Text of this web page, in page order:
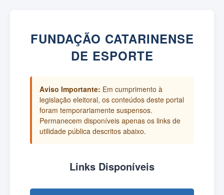
FUNDAÇÃO CATARINENSE
DE ESPORTE
Aviso Importante: Em cumprimento à
legislação eleitoral, os conteúdos deste portal
foram temporariamente suspensos.
Permanecem disponíveis apenas os links de
utilidade pública descritos abaixo.
Links Disponíveis